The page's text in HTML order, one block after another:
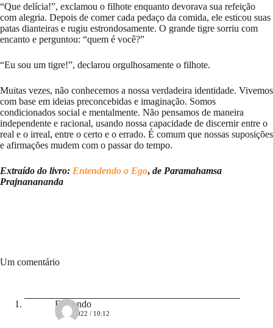
“Que delícia!”, exclamou o filhote enquanto devorava sua refeição
com alegria. Depois de comer cada pedaço da comida, ele esticou suas
patas dianteiras e rugiu estrondosamente. O grande tigre sorriu com
encanto e perguntou: “quem é você?”
“Eu sou um tigre!”, declarou orgulhosamente o filhote.
Muitas vezes, não conhecemos a nossa verdadeira identidade. Vivemos
com base em ideias preconcebidas e imaginação. Somos
condicionados social e mentalmente. Não pensamos de maneira
independente e racional, usando nossa capacidade de discernir entre o
real e o irreal, entre o certo e o errado. É comum que nossas suposições
e afirmações mudem com o passar do tempo.
Extraído do livro: Entendendo o Ego, de Paramahamsa
Prajnanananda
Um comentário
Fernando
15/10/2022 / 10:12